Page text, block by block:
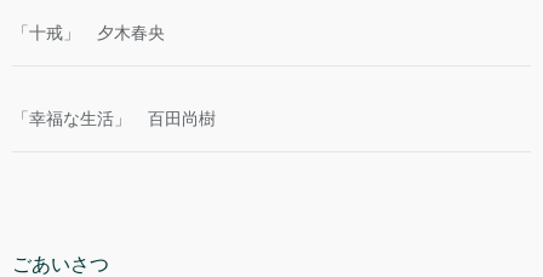
「十戒」 夕木春央
「幸福な生活」 百田尚樹
ごあいさつ